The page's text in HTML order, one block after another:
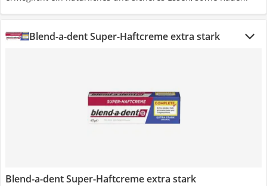
Blend-a-dent Super-Haftcreme extra stark
Blend-a-dent Super-Haftcreme extra stark